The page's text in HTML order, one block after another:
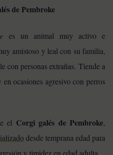
de Pembroke
es un animal muy activo e
amistoso y leal con su familia,
con personas extrañas. Tiende a
ocasiones agresivo con perros
el Corgi galés de Pembroke,
desde temprana edad para
y timidez en edad adulta.